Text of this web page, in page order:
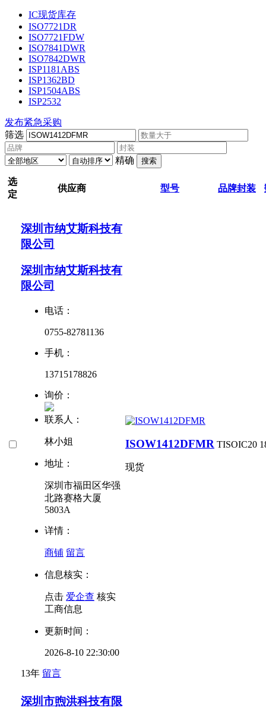
IC现货库存
ISO7721DR
ISO7721FDW
ISO7841DWR
ISO7842DWR
ISP1181ABS
ISP1362BD
ISP1504ABS
ISP2532
发布紧急采购
筛选
精确 搜索
选
定
供应商 型号 品牌封装
深圳市纳艾斯科技有
限公司
深圳市纳艾斯科技有
限公司
电话：
0755-82781136
手机：
13715178826
询价：
联系人：
林小姐
地址：
深圳市福田区华强
北路赛格大厦
5803A
详情：
商铺 留言
信息核实：
点击 爱企查 核实
工商信息
更新时间：
2026-8-10 22:30:00
13年 留言
ISOW1412DFMR
现货
TISOIC20
深圳市煦洪科技有限